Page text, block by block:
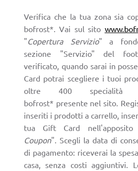
Verifica che la tua zona sia
bofrost*. Vai sul sito
"Copertura Servizio" a
sezione "Servizio" del
verificato, quando sarai in
Card potrai scegliere i tuoi
oltre 400 specialità
bofrost* presente nel sito.
inseriti i prodotti a carrello,
tua Gift Card
Coupon". Scegli la data di
di pagamento: riceverai la
casa, senza costi aggiuntivi.